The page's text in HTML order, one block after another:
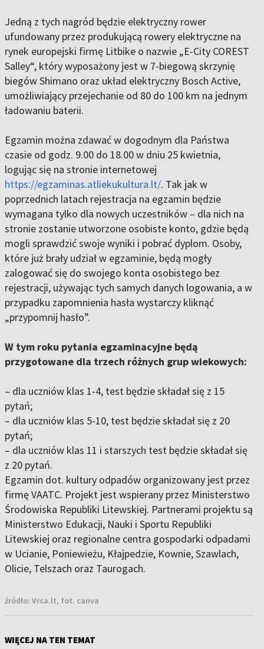
Jedną z tych nagród będzie elektryczny rower
ufundowany przez produkującą rowery elektryczne na
rynek europejski firmę Litbike o nazwie „E-City COREST
Salley“, który wyposażony jest w 7-biegową skrzynię
biegów Shimano oraz układ elektryczny Bosch Active,
umożliwiający przejechanie od 80 do 100 km na jednym
ładowaniu baterii.
Egzamin można zdawać w dogodnym dla Państwa
czasie od godz. 9.00 do 18.00 w dniu 25 kwietnia,
logując się na stronie internetowej
https://egzaminas.atliekukultura.lt/. Tak jak w
poprzednich latach rejestracja na egzamin będzie
wymagana tylko dla nowych uczestników – dla nich na
stronie zostanie utworzone osobiste konto, gdzie będą
mogli sprawdzić swoje wyniki i pobrać dyplom. Osoby,
które już brały udział w egzaminie, będą mogły
zalogować się do swojego konta osobistego bez
rejestracji, używając tych samych danych logowania, a w
przypadku zapomnienia hasła wystarczy kliknąć
„przypomnij hasło”.
W tym roku pytania egzaminacyjne będą
przygotowane dla trzech różnych grup wiekowych:
– dla uczniów klas 1-4, test będzie składał się z 15
pytań;
– dla uczniów klas 5-10, test będzie składał się z 20
pytań;
– dla uczniów klas 11 i starszych test będzie składał się
z 20 pytań.
Egzamin dot. kultury odpadów organizowany jest przez
firmę VAATC. Projekt jest wspierany przez Ministerstwo
Środowiska Republiki Litewskiej. Partnerami projektu są
Ministerstwo Edukacji, Nauki i Sportu Republiki
Litewskiej oraz regionalne centra gospodarki odpadami
w Ucianie, Poniewieżu, Kłajpedzie, Kownie, Szawlach,
Olicie, Telszach oraz Taurogach.
źródło: Vrsa.lt, fot. canva
WIĘCEJ NA TEN TEMAT